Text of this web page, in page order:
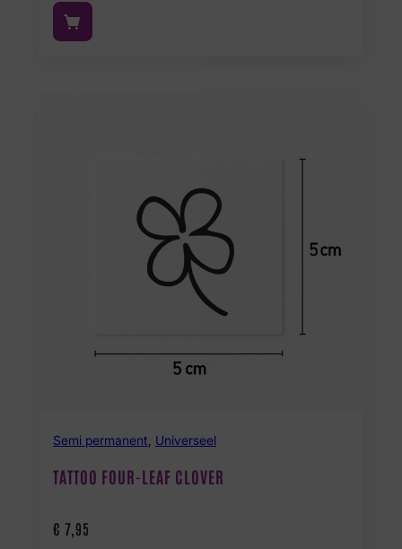
Semi permanent, Universeel
TATTOO FOUR-LEAF CLOVER
€ 7,95